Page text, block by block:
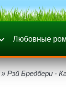
Любовные
» Рэй Бредбери -